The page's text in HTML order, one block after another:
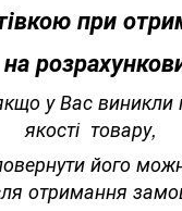
при
у Вас виникли
якості товару,
його
отримання